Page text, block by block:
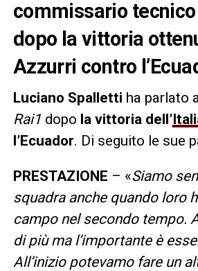
commissario tecnico
dopo la vittoria
Azzurri contro
Luciano Spalletti ha parlato
Rai1 dopo la vittoria dell’
l’Ecuador. Di seguito le sue
PRESTAZIONE – «Siamo
squadra anche quando loro
campo nel secondo tempo.
di più ma l’importante è
All’inizio potevamo fare un